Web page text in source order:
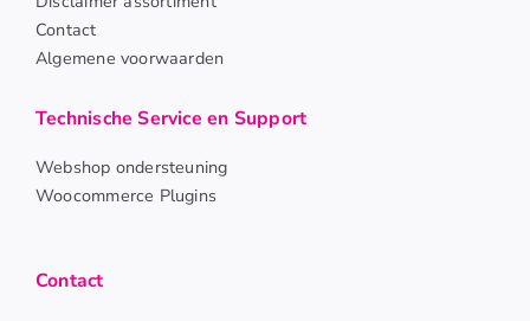
Contact
Algemene voorwaarden
Technische Service en Support
Webshop ondersteuning
Woocommerce Plugins
Contact